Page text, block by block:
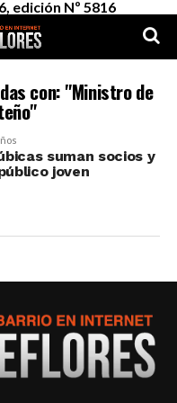
edición Nº 5816
con: "Ministro de
suman socios y
joven